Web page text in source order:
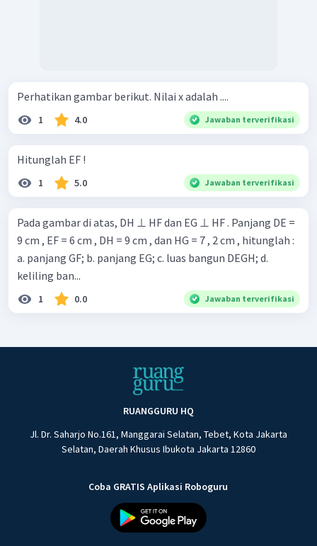
Perhatikan gambar berikut. Nilai x adalah ....
1 4.0 Jawaban terverifikasi
Hitunglah EF !
1 5.0 Jawaban terverifikasi
Pada gambar di atas, DH ⊥ HF dan EG ⊥ HF . Panjang DE =
9 cm , EF = 6 cm , DH = 9 cm , dan HG = 7 , 2 cm , hitunglah :
a. panjang GF; b. panjang EG; c. luas bangun DEGH; d.
keliling ban...
1 0.0 Jawaban terverifikasi
RUANGGURU HQ
Jl. Dr. Saharjo No.161, Manggarai Selatan, Tebet, Kota Jakarta
Selatan, Daerah Khusus Ibukota Jakarta 12860
Coba GRATIS Aplikasi Roboguru